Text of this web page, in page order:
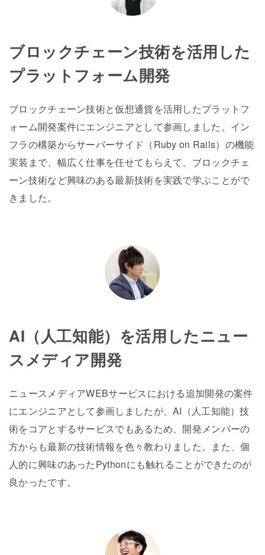
ブロックチェーン技術を活用した
プラットフォーム開発
ブロックチェーン技術と仮想通貨を活用したプラットフ
ォーム開発案件にエンジニアとして参画しました。イン
フラの構築からサーバーサイド（Ruby on Rails）の機能
実装まで、幅広く仕事を任せてもらえて、ブロックチェ
ーン技術など興味のある最新技術を実践で学ぶことがで
きました。
AI（人工知能）を活用したニュー
スメディア開発
ニュースメディアWEBサービスにおける追加開発の案件
にエンジニアとして参画しましたが、AI（人工知能）技
術をコアとするサービスでもあるため、開発メンバーの
方からも最新の技術情報を色々教わりました。また、個
人的に興味のあったPythonにも触れることができたのが
良かったです。